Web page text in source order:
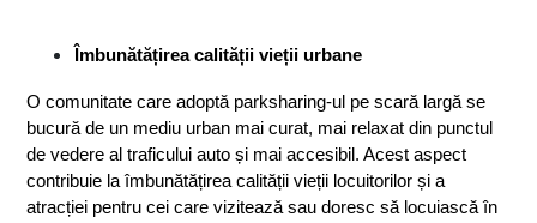
Îmbunătățirea calității vieții urbane
O comunitate care adoptă parksharing-ul pe scară largă se
bucură de un mediu urban mai curat, mai relaxat din punctul
de vedere al traficului auto și mai accesibil. Acest aspect
contribuie la îmbunătățirea calității vieții locuitorilor și a
atracției pentru cei care vizitează sau doresc să locuiască în